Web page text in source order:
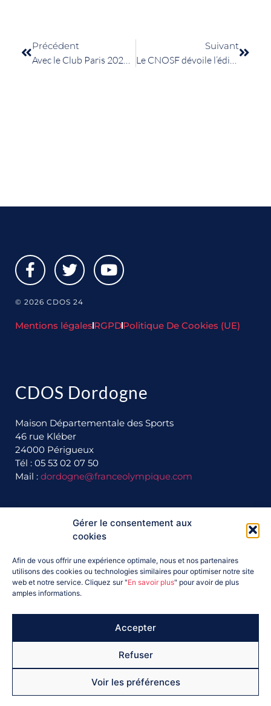
Gérer le consentement aux
cookies
Afin de vous offrir une expérience optimale, nous et nos partenaires
utilisons des cookies ou technologies similaires pour optimiser notre site
web et notre service. Cliquez sur "En savoir plus" pour avoir de plus
amples informations.
Accepter
Refuser
Voir les préférences
Précédent Suivant
© 2026 CDOS 24
Mentions légales RGPDPolitique De Cookies (UE)
CDOS Dordogne
Maison Départementale des Sports
46 rue Kléber
24000 Périgueux
Tél : 05 53 02 07 50
Mail : dordogne@franceolympique.com
Ils nous soutiennent :